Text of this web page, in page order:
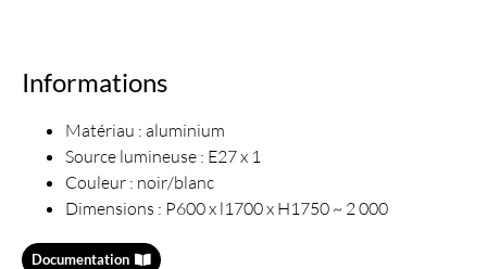
Informations
Matériau : aluminium
Source lumineuse : E27 x 1
Couleur : noir/blanc
Dimensions : P600 x l1700 x H1750 ~ 2 000
Documentation